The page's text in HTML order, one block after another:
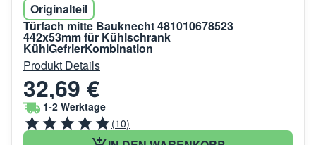
Originalteil
Türfach mitte Bauknecht 481010678523
442x53mm für Kühlschrank
KühlGefrierKombination
Produkt Details
32,69 €
1-2 Werktage
(10)